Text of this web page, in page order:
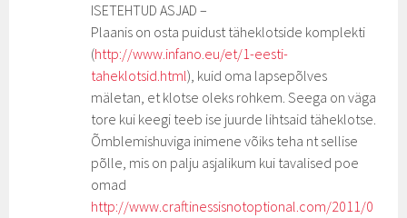
ISETEHTUD ASJAD –
Plaanis on osta puidust täheklotside komplekti
(http://www.infano.eu/et/1-eesti-
taheklotsid.html), kuid oma lapsepõlves
mäletan, et klotse oleks rohkem. Seega on väga
tore kui keegi teeb ise juurde lihtsaid täheklotse.
Õmblemishuviga inimene võiks teha nt sellise
põlle, mis on palju asjalikum kui tavalised poe
omad
http://www.craftinessisnotoptional.com/2011/0